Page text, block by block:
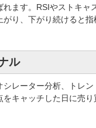
ます。RSIやストキャ
り、下がり続けると
ル
レーター分析、トレ
キャッチした日に売